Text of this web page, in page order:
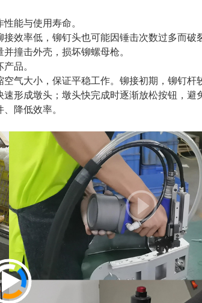
能与使用寿命。
效率低，铆钉头也可能因锤击次数过多而破
撞击外壳，损坏铆螺母枪。
品。
气大小，保证平稳工作。铆接初期，铆钉杆
形成墩头；墩头快完成时逐渐放松按钮，避
降低效率。